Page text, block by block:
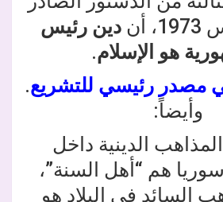
دين رئيس
هو الإسلام.
مصدر رئيسي للتشريع.
وأيضاً:
المذاهب الدينية داخل
هم “أهل السنة”،
السائد في البلاد هو